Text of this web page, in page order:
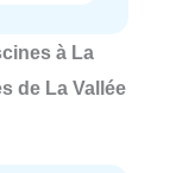
à La
de La Vallée